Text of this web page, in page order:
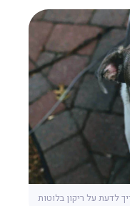
לדעת על ריקון בלוטות